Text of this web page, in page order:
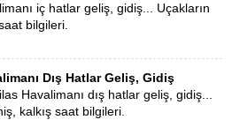
iç hatlar geliş, gidiş... Uçakların
bilgileri.
Dış Hatlar Geliş, Gidiş
Havalimanı dış hatlar geliş, gidiş...
kalkış saat bilgileri.